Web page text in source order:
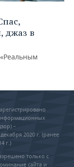
джаз в
–
2020 г. (ранее
г.)
только с
сайта и